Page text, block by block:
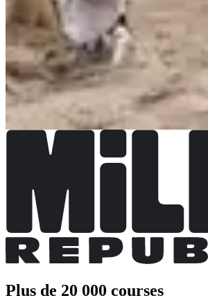
Plus d'info
Choisir une Course
SoMAD 5K Torcy (+ 12 ans) Date à confirmer
Plus d'info
Plus d'info
SoMAD 9K Torcy Date à confirmer
Plus de 20 000 courses